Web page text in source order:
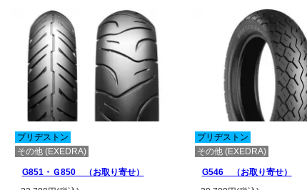
ブリヂストン
その他 (EXEDRA)
G851・Ｇ850 （お取り寄せ）
ブリヂストン
その他 (EXEDRA)
G546 （お取り寄せ）